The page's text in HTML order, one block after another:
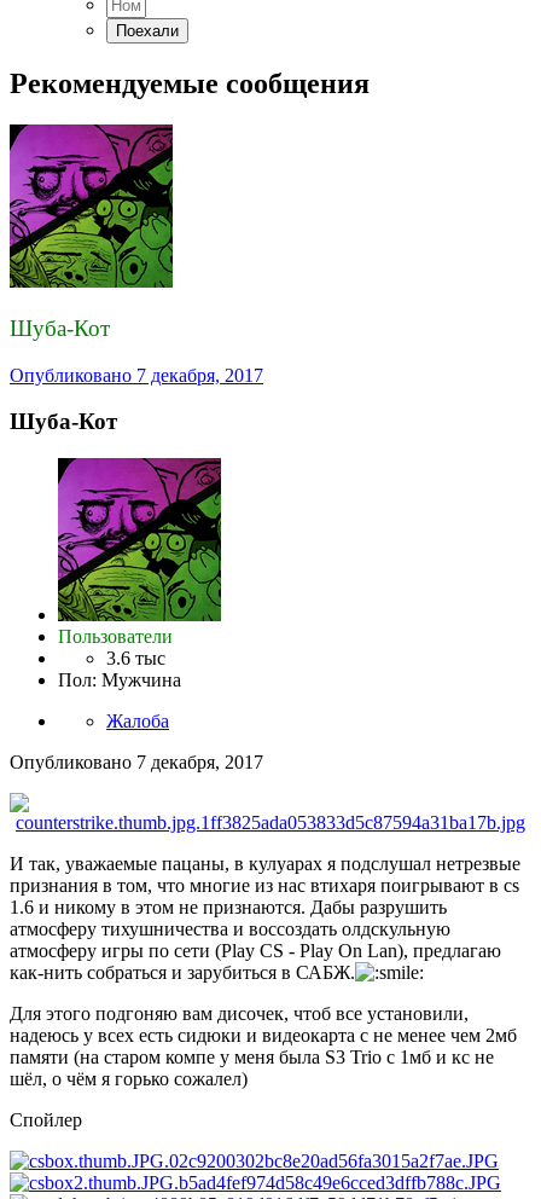
Рекомендуемые сообщения
Шуба-Кот
Опубликовано 7 декабря, 2017
Шуба-Кот
Пользователи
3.6 тыс
Пол: Мужчина
Жалоба
Опубликовано 7 декабря, 2017
И так, уважаемые пацаны, в кулуарах я подслушал нетрезвые
признания в том, что многие из нас втихаря поигрывают в cs
1.6 и никому в этом не признаются. Дабы разрушить
атмосферу тихушничества и воссоздать олдскульную
атмосферу игры по сети (Play CS - Play On Lan), предлагаю
как-нить собраться и зарубиться в САБЖ.
Для этого подгоняю вам дисочек, чтоб все установили,
надеюсь у всех есть сидюки и видеокарта с не менее чем 2мб
памяти (на старом компе у меня была S3 Trio с 1мб и кс не
шёл, о чём я горько сожалел)
Спойлер